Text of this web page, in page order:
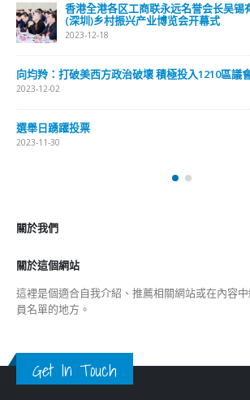
香港全港各区工商联永远名誉会长吴锡
(深圳)乡村振兴产业博览会开幕式
2023-12-18
向均羚：打破美西方政治破壞 積極投入1210區議
2023-12-02
選舉日踴躍投票
2023-11-30
關於我們
關於這個網站
這裡是個適合自我介紹、推薦相關網站或在內容
員名單的地方。
Get In Touch